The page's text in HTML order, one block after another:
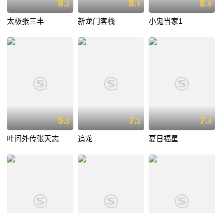
8.1
太极张三丰
8.7
新龙门客栈
8.5
小鬼当家1
5.5
叶问外传张天志
7.2
追龙
7.4
夏日福星